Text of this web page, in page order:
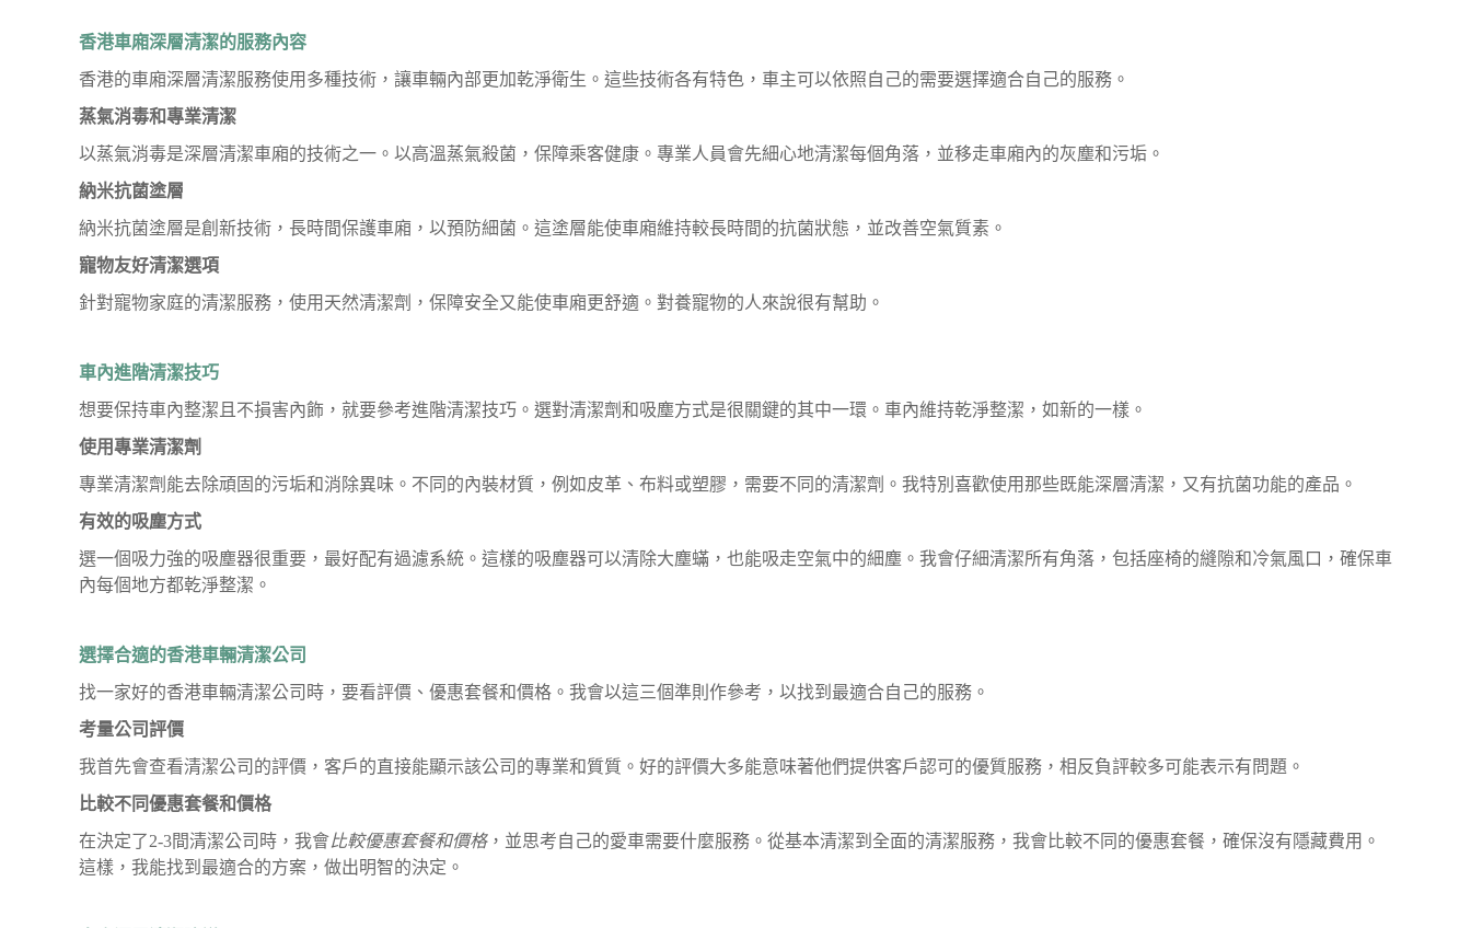
香港車廂深層清潔的服務內容
香港的車廂深層清潔服務使用多種技術，讓車輛內部更加乾淨衛生。這些技術各有特色，車主可以依照自己的需要選擇適合自己的服務。
蒸氣消毒和專業清潔
以蒸氣消毒是深層清潔車廂的技術之一。以高溫蒸氣殺菌，保障乘客健康。專業人員會先細心地清潔每個角落，並移走車廂內的灰塵和污垢。
納米抗菌塗層
納米抗菌塗層是創新技術，長時間保護車廂，以預防細菌。這塗層能使車廂維持較長時間的抗菌狀態，並改善空氣質素。
寵物友好清潔選項
針對寵物家庭的清潔服務，使用天然清潔劑，保障安全又能使車廂更舒適。對養寵物的人來說很有幫助。
車內進階清潔技巧
想要保持車內整潔且不損害內飾，就要參考進階清潔技巧。選對清潔劑和吸塵方式是很關鍵的其中一環。車內維持乾淨整潔，如新的一樣。
使用專業清潔劑
專業清潔劑能去除頑固的污垢和消除異味。不同的內裝材質，例如皮革、布料或塑膠，需要不同的清潔劑。我特別喜歡使用那些既能深層清潔，又有抗菌功能的產品。
有效的吸塵方式
選一個吸力強的吸塵器很重要，最好配有過濾系統。這樣的吸塵器可以清除大塵蟎，也能吸走空氣中的細塵。我會仔細清潔所有角落，包括座椅的縫隙和冷氣風口，確保車
內每個地方都乾淨整潔。
選擇合適的香港車輛清潔公司
找一家好的香港車輛清潔公司時，要看評價、優惠套餐和價格。我會以這三個準則作參考，以找到最適合自己的服務。
考量公司評價
我首先會查看清潔公司的評價，客戶的直接能顯示該公司的專業和質質。好的評價大多能意味著他們提供客戶認可的優質服務，相反負評較多可能表示有問題。
比較不同優惠套餐和價格
在決定了2-3間清潔公司時，我會比較優惠套餐和價格，並思考自己的愛車需要什麼服務。從基本清潔到全面的清潔服務，我會比較不同的優惠套餐，確保沒有隱藏費用。
這樣，我能找到最適合的方案，做出明智的決定。